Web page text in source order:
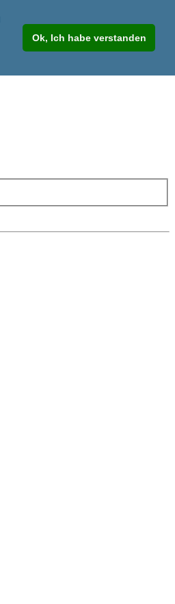
Ok, Ich habe verstanden